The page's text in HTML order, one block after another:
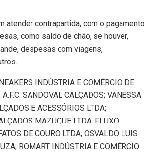
atender contrapartida, com o pagamento
como saldo de chão, se houver,
despesas com viagens,
INDÚSTRIA E COMÉRCIO DE
SANDOVAL CALÇADOS; VANESSA
E ACESSÓRIOS LTDA;
MAZUQUE LTDA; FLUXO
DE COURO LTDA; OSVALDO LUIS
ROMART INDÚSTRIA E COMÉRCIO